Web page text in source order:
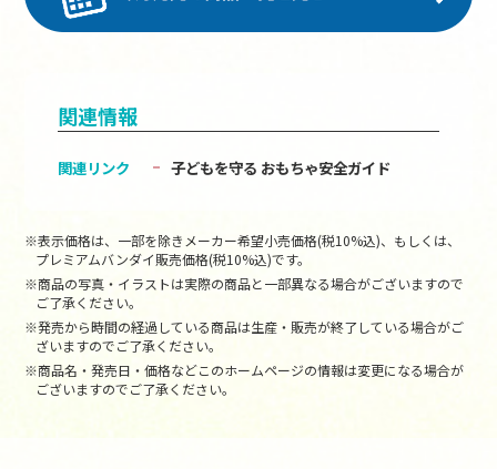
関連情報
関連リンク 子どもを守る おもちゃ安全ガイド
※表示価格は、一部を除きメーカー希望小売価格(税10%込)、もしくは、
プレミアムバンダイ販売価格(税10%込)です。
※商品の写真・イラストは実際の商品と一部異なる場合がございますので
ご了承ください。
※発売から時間の経過している商品は生産・販売が終了している場合がご
ざいますのでご了承ください。
※商品名・発売日・価格などこのホームページの情報は変更になる場合が
ございますのでご了承ください。